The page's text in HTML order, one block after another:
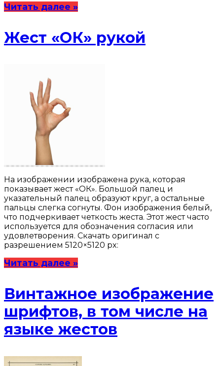
Читать далее »
Жест «ОК» рукой
На изображении изображена рука, которая
показывает жест «ОК». Большой палец и
указательный палец образуют круг, а остальные
пальцы слегка согнуты. Фон изображения белый,
что подчеркивает четкость жеста. Этот жест часто
используется для обозначения согласия или
удовлетворения. Скачать оригинал с
разрешением 5120×5120 px:
Читать далее »
Винтажное изображение
шрифтов, в том числе на
языке жестов